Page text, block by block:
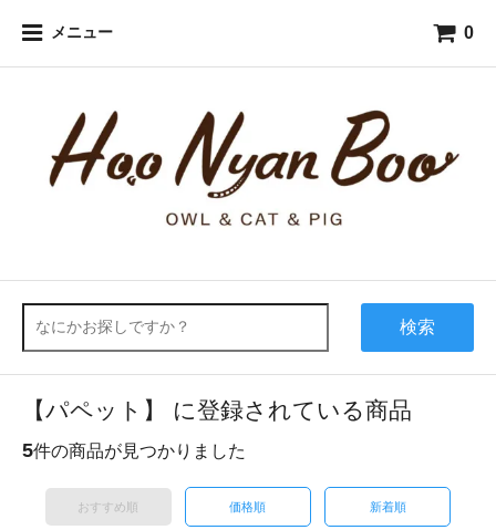
メニュー 0
検索
【パペット】 に登録されている商品
5件の商品が見つかりました
おすすめ順 価格順 新着順